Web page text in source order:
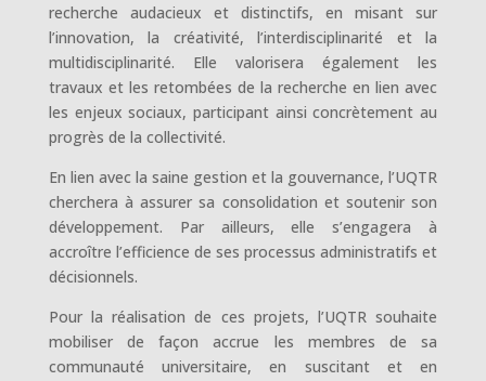
recherche audacieux et distinctifs, en misant sur
l’innovation, la créativité, l’interdisciplinarité et la
multidisciplinarité. Elle valorisera également les
travaux et les retombées de la recherche en lien avec
les enjeux sociaux, participant ainsi concrètement au
progrès de la collectivité.
En lien avec la saine gestion et la gouvernance, l’UQTR
cherchera à assurer sa consolidation et soutenir son
développement. Par ailleurs, elle s’engagera à
accroître l’efficience de ses processus administratifs et
décisionnels.
Pour la réalisation de ces projets, l’UQTR souhaite
mobiliser de façon accrue les membres de sa
communauté universitaire, en suscitant et en